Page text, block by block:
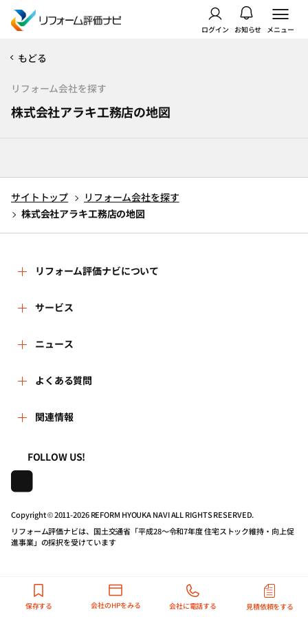
ログイン お知らせ メニュー
もどる
リフォーム会社を探す
株式会社アラキ工務店の地図
サイトトップ
リフォーム会社を探す
株式会社アラキ工務店の地図
保存する 会社のHPをみる 会社に電話する 見積依頼をする
リフォーム評価ナビについて
リフォーム評価ナビとは
運営体制
はじめての方へ
事務局へのお問い合せ
地域の相談窓口のみなさまへ
リフォーム会社一覧
住宅関連機関リンク集
サービス
リフォーム会社を探す
リフォーム事例を見る
リフォームを相談する
リフォームを学ぶ
動画で学べるリフォームの基礎知識
マイページの活用
ニュース
新着情報
講習会・セミナー
連携機関・企業・団体トピックス
よくある質問
よくある質問
利用規約
プライバシーポリシー
動作推奨環境について
リンクポリシー
関連情報
一般財団法人住まいづくりナビセンター
株式会社日本建築住宅センター
FOLLOW US!
Copyright © 2011-2026 REFORM HYOUKA NAVI ALL RIGHTS RESERVED.
リフォーム評価ナビは、国土交通省「平成28～令和7年度 住宅ストック維持・向上促
進事業」の採択を受けています